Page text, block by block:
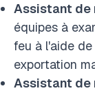
Assistant de
équipes à
feu à l'aide
exportation
Assistant de